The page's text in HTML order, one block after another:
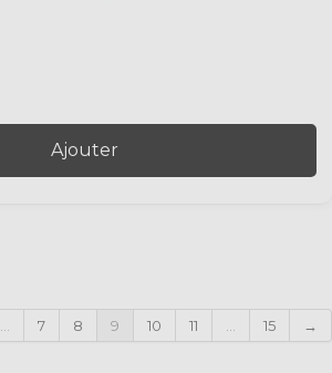
Ajouter
... 7 8 9 10 11 ... 15 →